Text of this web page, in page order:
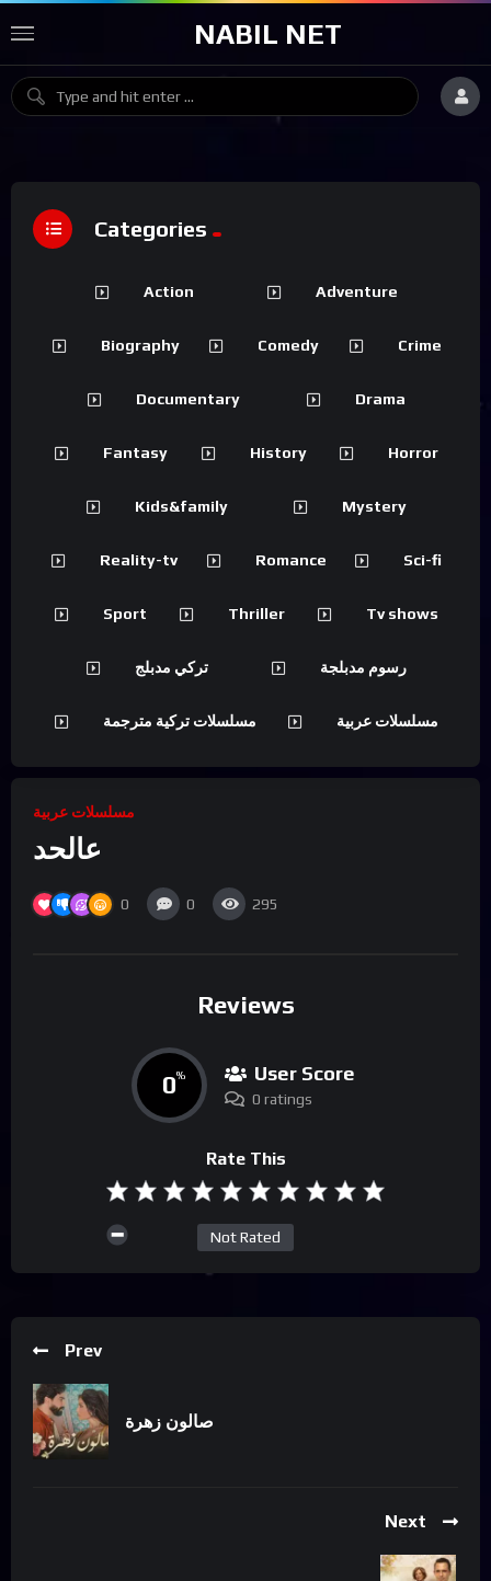
NABIL NET
مسلسلات عربية
عالحد
0 0 295
Reviews
0% User Score
0 ratings
Rate This
Not Rated
Prev
صالون زهرة
Next
Categories
Action Adventure
Biography Comedy Crime
Documentary Drama
Fantasy History Horror
Kids&family Mystery
Reality-tv Romance Sci-fi
Sport Thriller Tv shows
تركي مدبلج رسوم مدبلجة
مسلسلات تركية مترجمة مسلسلات عربية